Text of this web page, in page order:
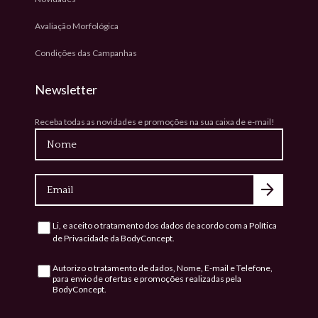
Avaliação Morfológica
Condições das Campanhas
Newsletter
Receba todas as novidades e promoções na sua caixa de e-mail!
Consentimento
Li, e aceito o tratamento dos dados de acordo com aPolítica
de Privacidade da BodyConcept.
Consentimento
Autorizo o tratamento de dados, Nome, E-mail e Telefone,
para envio de ofertas e promoções realizadas pela
BodyConcept.